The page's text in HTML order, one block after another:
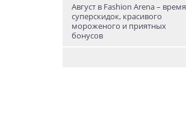
Август в Fashion Arena – время
суперскидок, красивого
мороженого и приятных
бонусов